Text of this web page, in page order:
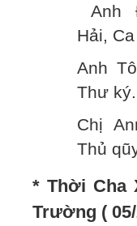
Anh
Hải,
Anh
Thư ký.
Chị
Thủ
* Thời Cha
Trường (